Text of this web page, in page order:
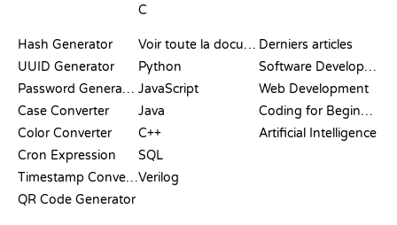
C
Hash Generator
UUID Generator
Password Generator
Case Converter
Color Converter
Cron Expression
Timestamp Converter
QR Code Generator
Voir toute la documentation
Python
JavaScript
Java
C++
SQL
Verilog
Derniers articles
Software Development
Web Development
Coding for Beginners
Artificial Intelligence